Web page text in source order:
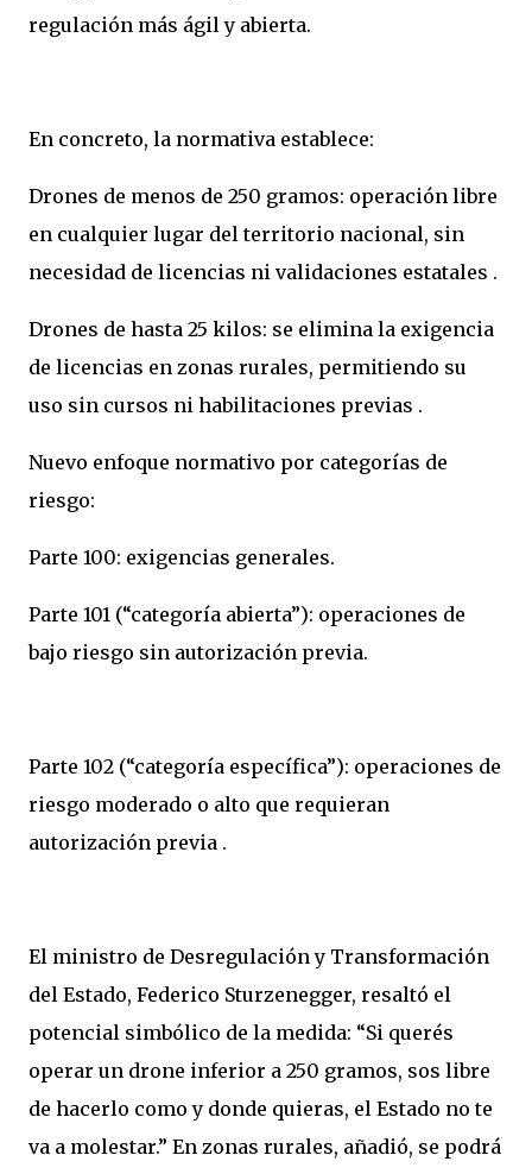
regulación más ágil y abierta.
En concreto, la normativa establece:
Drones de menos de 250 gramos: operación libre
en cualquier lugar del territorio nacional, sin
necesidad de licencias ni validaciones estatales .
Drones de hasta 25 kilos: se elimina la exigencia
de licencias en zonas rurales, permitiendo su
uso sin cursos ni habilitaciones previas .
Nuevo enfoque normativo por categorías de
riesgo:
Parte 100: exigencias generales.
Parte 101 (“categoría abierta”): operaciones de
bajo riesgo sin autorización previa.
Parte 102 (“categoría específica”): operaciones de
riesgo moderado o alto que requieran
autorización previa .
El ministro de Desregulación y Transformación
del Estado, Federico Sturzenegger, resaltó el
potencial simbólico de la medida: “Si querés
operar un drone inferior a 250 gramos, sos libre
de hacerlo como y donde quieras, el Estado no te
va a molestar.” En zonas rurales, añadió, se podrá